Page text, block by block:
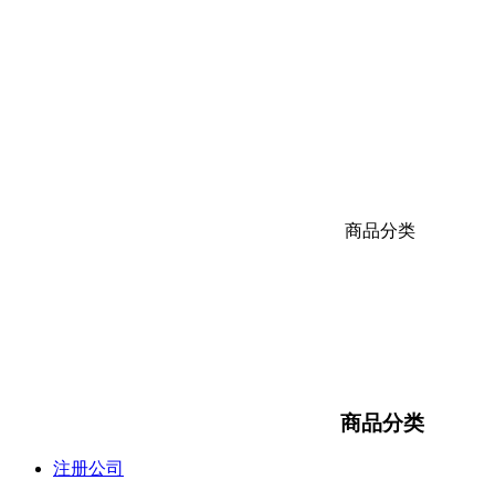
商品分类
商品分类
注册公司